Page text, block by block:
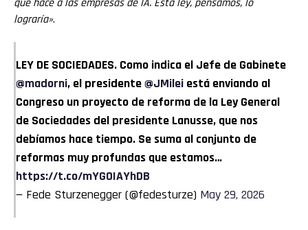
que hace a las empresas de IA. Esta ley, pensamos, lo
lograría».
LEY DE SOCIEDADES. Como indica el Jefe de Gabinete
@madorni, el presidente@JMilei está enviando al
Congreso un proyecto de reforma de la Ley General
de Sociedades del presidente Lanusse, que nos
debíamos hace tiempo. Se suma al conjunto de
reformas muy profundas que estamos…
https://t.co/mYGOIAYhDB
— Fede Sturzenegger (@fedesturze) May 29, 2026